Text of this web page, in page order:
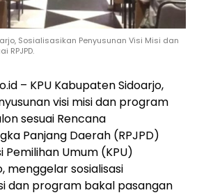
Sosialisasikan Penyusunan Visi Misi dan
RPJPD.
– KPU Kabupaten Sidoarjo,
visi misi dan program
sesuai Rencana
Panjang Daerah (RPJPD)
Pemilihan Umum (KPU)
menggelar sosialisasi
dan program bakal pasangan